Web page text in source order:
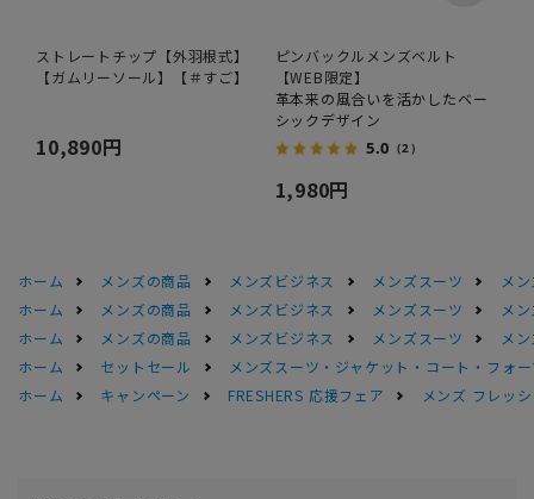
ストレートチップ【外羽根式】
【ガムリーソール】【＃すご】
10,890円
ピンバックルメンズベルト
【WEB限定】
革本来の風合いを活かしたベー
シックデザイン
5.0 （2）
1,980円
ホーム メンズの商品 メンズビジネス メンズスーツ
メ
ホーム
メンズの商品 メンズビジネス メンズスーツ
メ
ホーム
メンズの商品 メンズビジネス メンズスーツ
メ
ホーム
セットセール
メンズスーツ・ジャケット・コート・フォ
ホーム
キャンペーン FRESHERS 応援フェア メンズ フレッ